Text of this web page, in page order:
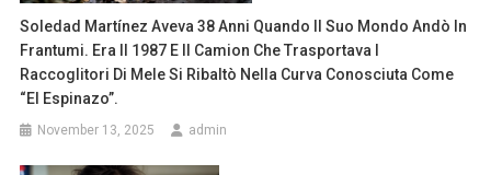
Soledad Martínez Aveva 38 Anni Quando Il Suo Mondo Andò In
Frantumi. Era Il 1987 E Il Camion Che Trasportava I
Raccoglitori Di Mele Si Ribaltò Nella Curva Conosciuta Come
“El Espinazo”.
November 13, 2025 admin